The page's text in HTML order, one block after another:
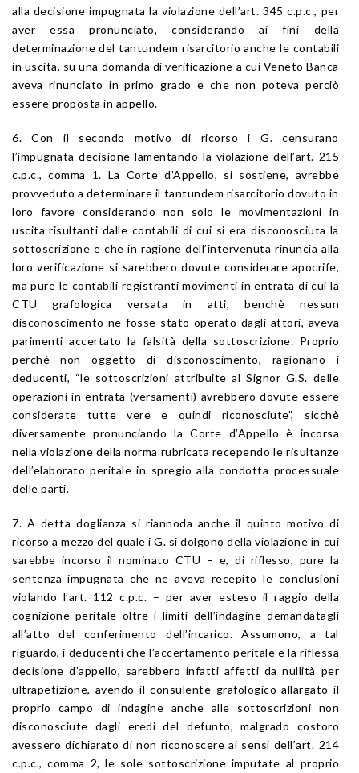
alla decisione impugnata la violazione dell’art. 345 c.p.c., per
aver essa pronunciato, considerando ai fini della
determinazione del tantundem risarcitorio anche le contabili
in uscita, su una domanda di verificazione a cui Veneto Banca
aveva rinunciato in primo grado e che non poteva perciò
essere proposta in appello.
6. Con il secondo motivo di ricorso i G. censurano
l’impugnata decisione lamentando la violazione dell’art. 215
c.p.c., comma 1. La Corte d’Appello, si sostiene, avrebbe
provveduto a determinare il tantundem risarcitorio dovuto in
loro favore considerando non solo le movimentazioni in
uscita risultanti dalle contabili di cui si era disconosciuta la
sottoscrizione e che in ragione dell’intervenuta rinuncia alla
loro verificazione si sarebbero dovute considerare apocrife,
ma pure le contabili registranti movimenti in entrata di cui la
CTU grafologica versata in atti, benchè nessun
disconoscimento ne fosse stato operato dagli attori, aveva
parimenti accertato la falsità della sottoscrizione. Proprio
perchè non oggetto di disconoscimento, ragionano i
deducenti, “le sottoscrizioni attribuite al Signor G.S. delle
operazioni in entrata (versamenti) avrebbero dovute essere
considerate tutte vere e quindi riconosciute”, sicchè
diversamente pronunciando la Corte d’Appello è incorsa
nella violazione della norma rubricata recependo le risultanze
dell’elaborato peritale in spregio alla condotta processuale
delle parti.
7. A detta doglianza si riannoda anche il quinto motivo di
ricorso a mezzo del quale i G. si dolgono della violazione in cui
sarebbe incorso il nominato CTU – e, di riflesso, pure la
sentenza impugnata che ne aveva recepito le conclusioni
violando l’art. 112 c.p.c. – per aver esteso il raggio della
cognizione peritale oltre i limiti dell’indagine demandatagli
all’atto del conferimento dell’incarico. Assumono, a tal
riguardo, i deducenti che l’accertamento peritale e la riflessa
decisione d’appello, sarebbero infatti affetti da nullità per
ultrapetizione, avendo il consulente grafologico allargato il
proprio campo di indagine anche alle sottoscrizioni non
disconosciute dagli eredi del defunto, malgrado costoro
avessero dichiarato di non riconoscere ai sensi dell’art. 214
c.p.c., comma 2, le sole sottoscrizione imputate al proprio